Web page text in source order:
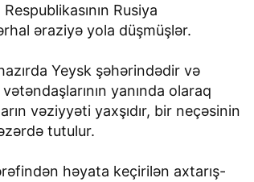
Rusiya
əraziyə yola düşmüşlər.
Yeysk şəhərindədir və
yanında olaraq
vəziyyəti yaxşıdır, bir neçəsinin
tutulur.
həyata keçirilən axtarış-